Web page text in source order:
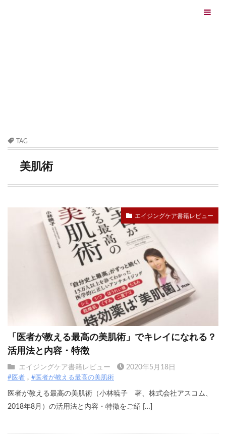
TAG
美肌術
エイジングケア書籍レビュー
「医者が教える最高の美肌術」でキレイになれる？
活用法と内容・特徴
エイジングケア書籍レビュー 2020年5月18日
#医者 #医者が教える最高の美肌術
医者が教える最高の美肌術（小林暁子 著、株式会社アスコム、
2018年8月）の活用法と内容・特徴をご紹 […]